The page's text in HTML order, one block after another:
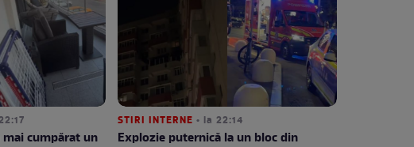
cumpărat un
STIRI INTERNE • la 22:14
Explozie puternică la un bloc din